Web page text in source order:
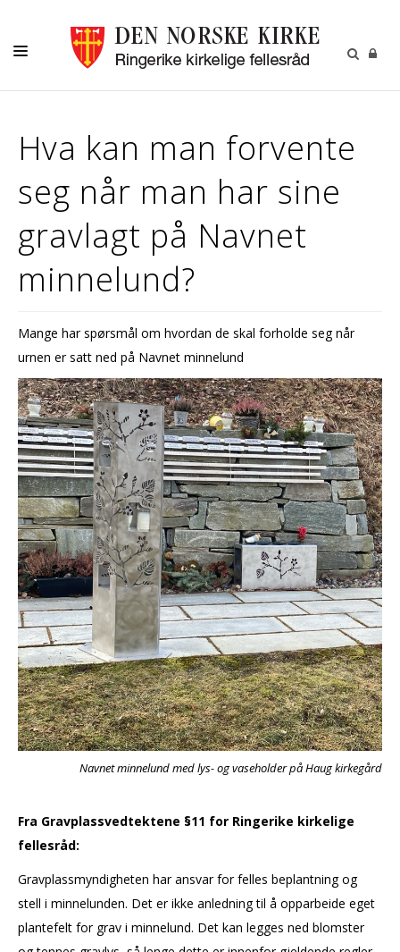
AKTIVITETER
FRIVILLIG
KALENDER
OM OSS
VÅR HISTORIE
Hva kan man forvente
seg når man har sine
gravlagt på Navnet
minnelund?
Mange har spørsmål om hvordan de skal forholde seg når
urnen er satt ned på Navnet minnelund
Navnet minnelund med lys- og vaseholder på Haug kirkegård
Fra Gravplassvedtektene §11 for Ringerike kirkelige
fellesråd:
Gravplassmyndigheten har ansvar for felles beplantning og
stell i minnelunden. Det er ikke anledning til å opparbeide eget
plantefelt for grav i minnelund. Det kan legges ned blomster